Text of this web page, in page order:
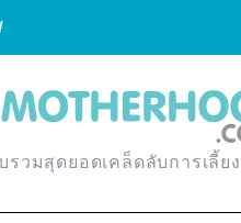
รวมสุดยอดเคล็ดลับการเลี้ย